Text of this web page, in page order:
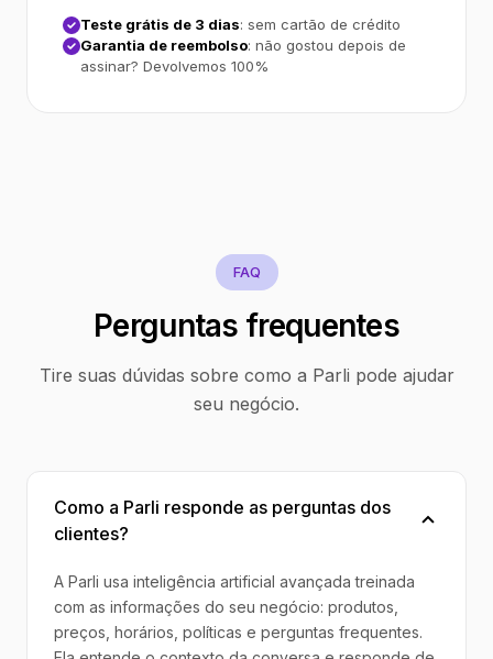
Teste grátis de 3 dias: sem cartão de crédito
Garantia de reembolso: não gostou depois de
assinar? Devolvemos 100%
FAQ
Perguntas frequentes
Tire suas dúvidas sobre como a Parli pode ajudar
seu negócio.
Como a Parli responde as perguntas dos
clientes?
A Parli usa inteligência artificial avançada treinada
com as informações do seu negócio: produtos,
preços, horários, políticas e perguntas frequentes.